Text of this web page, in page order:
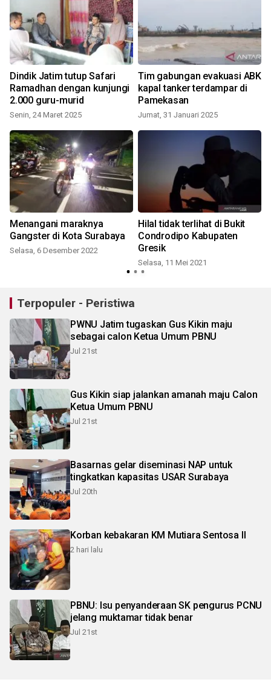
Dindik Jatim tutup Safari
Ramadhan dengan kunjungi
2.000 guru-murid
Senin, 24 Maret 2025
Tim gabungan evakuasi ABK
kapal tanker terdampar di
Pamekasan
Jumat, 31 Januari 2025
Menangani maraknya
Gangster di Kota Surabaya
Selasa, 6 Desember 2022
Hilal tidak terlihat di Bukit
Condrodipo Kabupaten
Gresik
Selasa, 11 Mei 2021
Terpopuler - Peristiwa
PWNU Jatim tugaskan Gus Kikin maju
sebagai calon Ketua Umum PBNU
Jul 21st
Gus Kikin siap jalankan amanah maju Calon
Ketua Umum PBNU
Jul 21st
Basarnas gelar diseminasi NAP untuk
tingkatkan kapasitas USAR Surabaya
Jul 20th
Korban kebakaran KM Mutiara Sentosa II
2 hari lalu
PBNU: Isu penyanderaan SK pengurus PCNU
jelang muktamar tidak benar
Jul 21st